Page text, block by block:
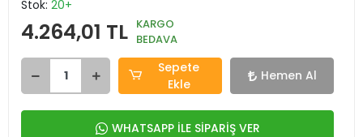
Stok: 20+
4.264,01 TL KARGO
BEDAVA
Sepete
Ekle
Hemen Al
WHATSAPP İLE SİPARİŞ VER